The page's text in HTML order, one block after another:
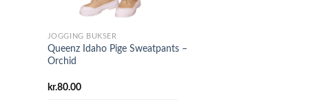
JOGGING BUKSER
Queenz Idaho Pige Sweatpants –
Orchid
kr.80.00